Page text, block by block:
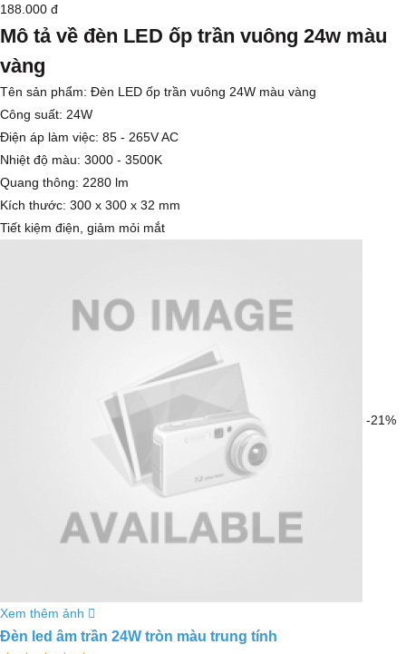
188.000 đ
Mô tả về đèn LED ốp trần vuông 24w màu
vàng
Tên sản phẩm: Đèn LED ốp trần vuông 24W màu vàng
Công suất: 24W
Điện áp làm việc: 85 - 265V AC
Nhiệt độ màu: 3000 - 3500K
Quang thông: 2280 lm
Kích thước: 300 x 300 x 32 mm
Tiết kiệm điện, giảm mỏi mắt
-21%
Xem thêm ảnh
Đèn led âm trần 24W tròn màu trung tính